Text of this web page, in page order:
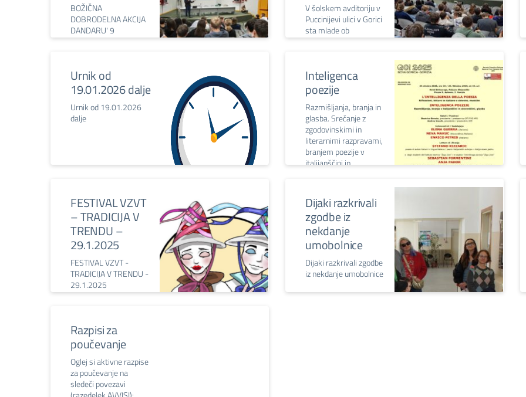
BOŽIČNA
DOBRODELNA AKCIJA
DANDARU' 9
V šolskem avditoriju v
Puccinijevi ulici v Gorici
sta mlade ob
mednarodnem dnevu
predstavnici združenja
SOS Rosa.
Urnik od
19.01.2026 dalje
Urnik od 19.01.2026
dalje
Inteligenca
poezije
Razmišljanja, branja in
glasba. Srečanje z
zgodovinskimi in
literarnimi razpravami,
branjem poezije v
italijanščini in
FESTIVAL VZVT
– TRADICIJA V
TRENDU –
29.1.2025
FESTIVAL VZVT -
TRADICIJA V TRENDU -
29.1.2025
Dijaki razkrivali
zgodbe iz
nekdanje
umobolnice
Dijaki razkrivali zgodbe
iz nekdanje umobolnice
Razpisi za
poučevanje
Oglej si aktivne razpise
za poučevanje na
sledeči povezavi